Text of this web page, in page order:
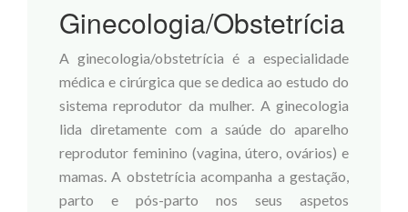
Ginecologia/Obstetrícia
A ginecologia/obstetrícia é a especialidade
médica e cirúrgica que se dedica ao estudo do
sistema reprodutor da mulher. A ginecologia
lida diretamente com a saúde do aparelho
reprodutor feminino (vagina, útero, ovários) e
mamas. A obstetrícia acompanha a gestação,
parto e pós-parto nos seus aspetos